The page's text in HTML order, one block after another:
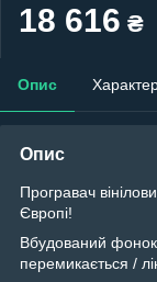
18 616 ₴
Опис
Опис
Програвач
Європі!
Вбудований
перемикається /